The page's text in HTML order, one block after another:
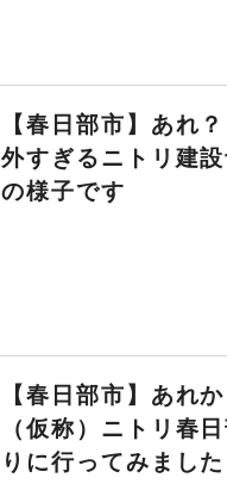
【春日部市】あれ
外すぎるニトリ建
の様子です
【春日部市】あれ
（仮称）ニトリ春
りに行ってみました